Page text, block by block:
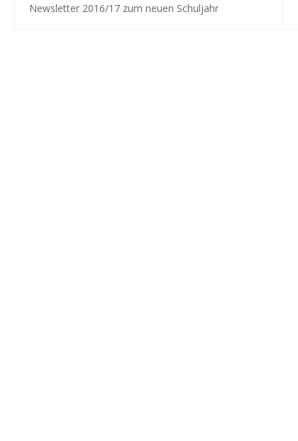
Newsletter 2016/17 zum neuen Schuljahr